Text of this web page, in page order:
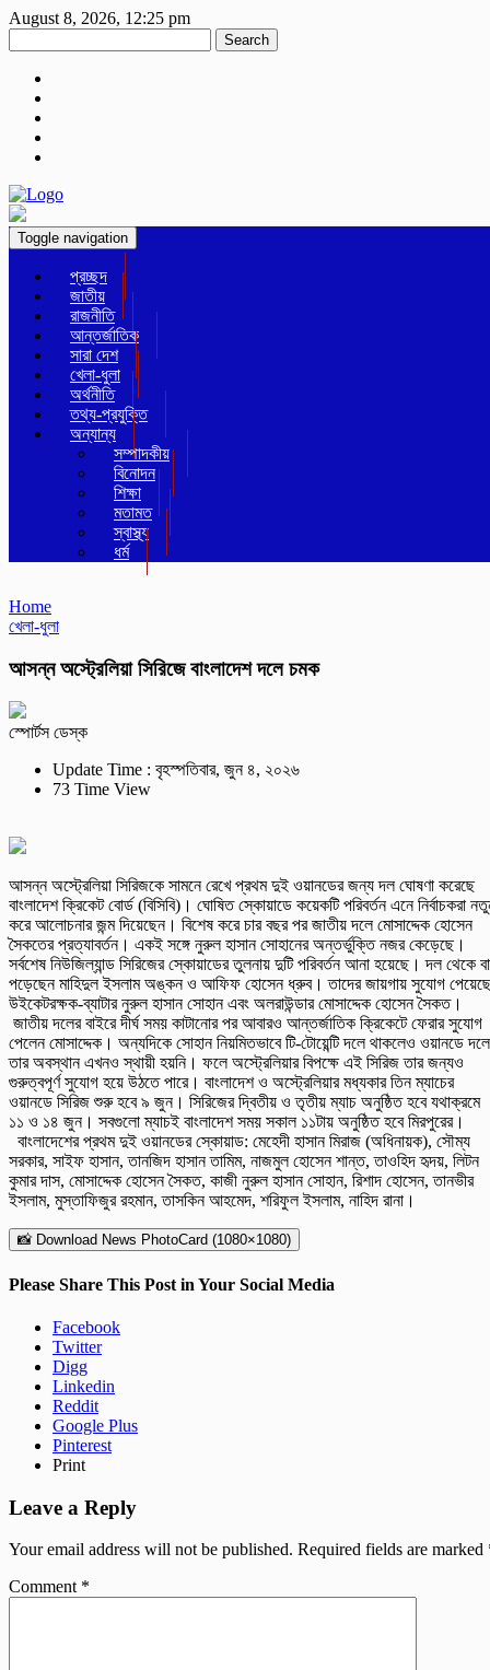
August 8, 2026, 12:25 pm
Search
Toggle navigation
প্রচ্ছদ
জাতীয়
রাজনীতি
আন্তর্জাতিক
সারা দেশ
খেলা-ধুলা
অর্থনীতি
তথ্য-প্রযুক্তি
অন্যান্য
সম্পাদকীয়
বিনোদন
শিক্ষা
মতামত
স্বাস্থ্য
ধর্ম
Home
খেলা-ধুলা
আসন্ন অস্ট্রেলিয়া সিরিজে বাংলাদেশ দলে চমক
স্পোর্টস ডেস্ক
Update Time : বৃহস্পতিবার, জুন ৪, ২০২৬
73 Time View
আসন্ন অস্ট্রেলিয়া সিরিজকে সামনে রেখে প্রথম দুই ওয়ানডের জন্য দল ঘোষণা করেছে
বাংলাদেশ ক্রিকেট বোর্ড (বিসিবি)। ঘোষিত স্কোয়াডে কয়েকটি পরিবর্তন এনে নির্বাচকরা
করে আলোচনার জন্ম দিয়েছেন। বিশেষ করে চার বছর পর জাতীয় দলে মোসাদ্দেক হোসেন
সৈকতের প্রত্যাবর্তন। একই সঙ্গে নুরুল হাসান সোহানের অন্তর্ভুক্তি নজর কেড়েছে।
সর্বশেষ নিউজিল্যান্ড সিরিজের স্কোয়াডের তুলনায় দুটি পরিবর্তন আনা হয়েছে। দল থেকে
পড়েছেন মাহিদুল ইসলাম অঙ্কন ও আফিফ হোসেন ধ্রুব। তাদের জায়গায় সুযোগ
উইকেটরক্ষক-ব্যাটার নুরুল হাসান সোহান এবং অলরাউন্ডার মোসাদ্দেক হোসেন সৈকত।
জাতীয় দলের বাইরে দীর্ঘ সময় কাটানোর পর আবারও আন্তর্জাতিক ক্রিকেটে ফেরার সুযোগ
পেলেন মোসাদ্দেক। অন্যদিকে সোহান নিয়মিতভাবে টি-টোয়েন্টি দলে থাকলেও ওয়ানডে দলে
তার অবস্থান এখনও স্থায়ী হয়নি। ফলে অস্ট্রেলিয়ার বিপক্ষে এই সিরিজ তার জন্যও
গুরুত্বপূর্ণ সুযোগ হয়ে উঠতে পারে। বাংলাদেশ ও অস্ট্রেলিয়ার মধ্যকার তিন ম্যাচের
ওয়ানডে সিরিজ শুরু হবে ৯ জুন। সিরিজের দ্বিতীয় ও তৃতীয় ম্যাচ অনুষ্ঠিত হবে যথাক্রমে
১১ ও ১৪ জুন। সবগুলো ম্যাচই বাংলাদেশ সময় সকাল ১১টায় অনুষ্ঠিত হবে মিরপুরের।
বাংলাদেশের প্রথম দুই ওয়ানডের স্কোয়াড: মেহেদী হাসান মিরাজ (অধিনায়ক), সৌম্য
সরকার, সাইফ হাসান, তানজিদ হাসান তামিম, নাজমুল হোসেন শান্ত, তাওহিদ হৃদয়, লিটন
কুমার দাস, মোসাদ্দেক হোসেন সৈকত, কাজী নুরুল হাসান সোহান, রিশাদ হোসেন, তানভীর
ইসলাম, মুস্তাফিজুর রহমান, তাসকিন আহমেদ, শরিফুল ইসলাম, নাহিদ রানা।
📸 Download News PhotoCard (1080×1080)
Please Share This Post in Your Social Media
Facebook
Twitter
Digg
Linkedin
Reddit
Google Plus
Pinterest
Print
Leave a Reply
Your email address will not be published. Required fields are marked
Comment *